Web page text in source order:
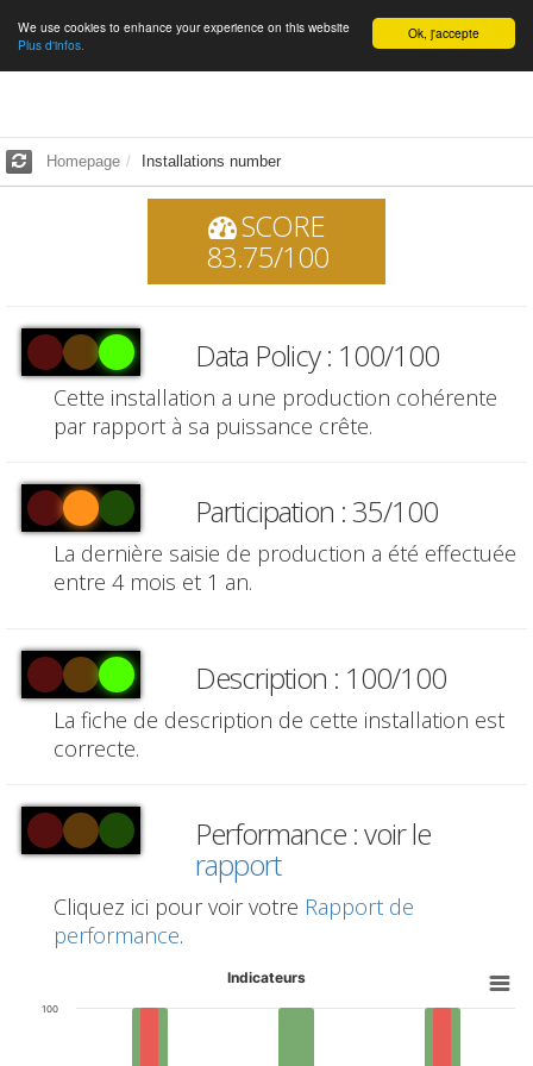
English Ok, j'accepte
We use cookies to enhance your experience on this website
Plus d'infos.
Homepage Installations number
SCORE
83.75/100
Data Policy : 100/100
Cette installation a une production cohérente
par rapport à sa puissance crête.
Participation : 35/100
La dernière saisie de production a été effectuée
entre 4 mois et 1 an.
Description : 100/100
La fiche de description de cette installation est
correcte.
Performance : voir le
rapport
Cliquez ici pour voir votre Rapport de
performance.
Indicateurs
100